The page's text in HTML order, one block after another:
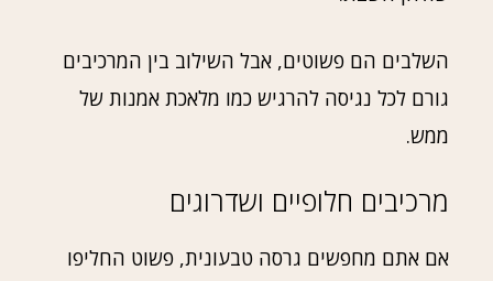
השלבים הם פשוטים, אבל השילוב בין המרכיבים
גורם לכל נגיסה להרגיש כמו מלאכת אמנות של
ממש.
מרכיבים חלופיים ושדרוגים
אם אתם מחפשים גרסה טבעונית, פשוט החליפו